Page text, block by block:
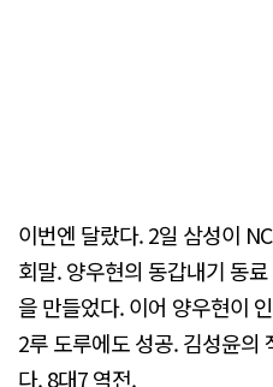
이번엔 달랐다. 2일 삼성이
회말. 양우현의 동갑내기 동
을 만들었다. 이어 양우현이
2루 도루에도 성공. 김성윤의
다. 8대7 역전.